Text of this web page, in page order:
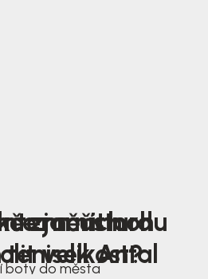
jarních
Antal
změřit nohu
velikost?
mustard
boty do města